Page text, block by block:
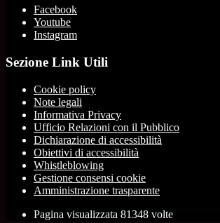
Facebook
Youtube
Instagram
Sezione Link Utili
Cookie policy
Note legali
Informativa Privacy
Ufficio Relazioni con il Pubblico
Dichiarazione di accessibilità
Obiettivi di accessibilità
Whistleblowing
Gestione consensi cookie
Amministrazione trasparente
Pagina visualizzata 81348 volte